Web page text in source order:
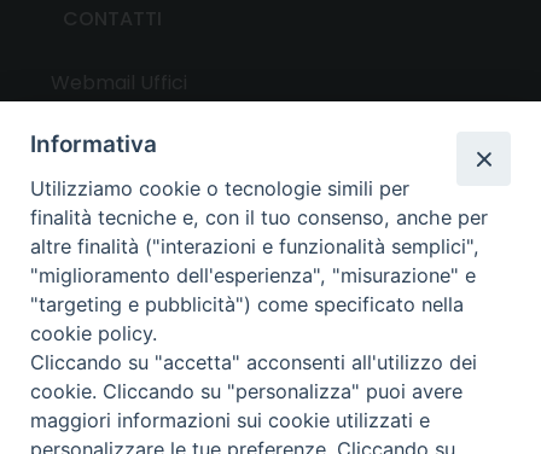
UTILITY
News
Altri articoli
Notizie nazionali
Download
Amministrazione Trasparente
Informativa
Utilizziamo cookie o tecnologie simili per
finalità tecniche e, con il tuo consenso, anche per
altre finalità ("interazioni e funzionalità semplici",
"miglioramento dell'esperienza", "misurazione" e
"targeting e pubblicità") come specificato nella
cookie policy.
Cliccando su "accetta" acconsenti all'utilizzo dei
cookie. Cliccando su "personalizza" puoi avere
maggiori informazioni sui cookie utilizzati e